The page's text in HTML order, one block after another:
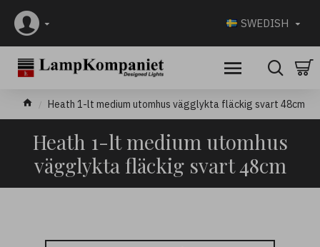
SWEDISH
Heath 1-lt medium utomhus vägglykta fläckig svart 48cm
Heath 1-lt medium utomhus
vägglykta fläckig svart 48cm